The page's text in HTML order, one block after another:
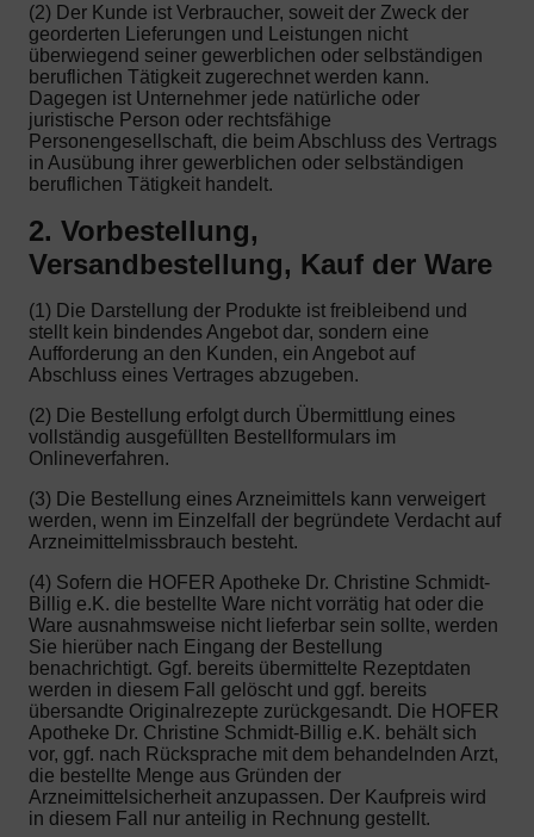
(2) Der Kunde ist Verbraucher, soweit der Zweck der
georderten Lieferungen und Leistungen nicht
überwiegend seiner gewerblichen oder selbständigen
beruflichen Tätigkeit zugerechnet werden kann.
Dagegen ist Unternehmer jede natürliche oder
juristische Person oder rechtsfähige
Personengesellschaft, die beim Abschluss des Vertrags
in Ausübung ihrer gewerblichen oder selbständigen
beruflichen Tätigkeit handelt.
2. Vorbestellung,
Versandbestellung, Kauf der Ware
(1) Die Darstellung der Produkte ist freibleibend und
stellt kein bindendes Angebot dar, sondern eine
Aufforderung an den Kunden, ein Angebot auf
Abschluss eines Vertrages abzugeben.
(2) Die Bestellung erfolgt durch Übermittlung eines
vollständig ausgefüllten Bestellformulars im
Onlineverfahren.
(3) Die Bestellung eines Arzneimittels kann verweigert
werden, wenn im Einzelfall der begründete Verdacht auf
Arzneimittelmissbrauch besteht.
(4) Sofern die HOFER Apotheke Dr. Christine Schmidt-
Billig e.K. die bestellte Ware nicht vorrätig hat oder die
Ware ausnahmsweise nicht lieferbar sein sollte, werden
Sie hierüber nach Eingang der Bestellung
benachrichtigt. Ggf. bereits übermittelte Rezeptdaten
werden in diesem Fall gelöscht und ggf. bereits
übersandte Originalrezepte zurückgesandt. Die HOFER
Apotheke Dr. Christine Schmidt-Billig e.K. behält sich
vor, ggf. nach Rücksprache mit dem behandelnden Arzt,
die bestellte Menge aus Gründen der
Arzneimittelsicherheit anzupassen. Der Kaufpreis wird
in diesem Fall nur anteilig in Rechnung gestellt.